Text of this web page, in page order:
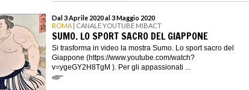
Dal 3 Aprile 2020 al 3 Maggio 2020
ROMA | CANALE YOUTUBE MIBACT
SUMO. LO SPORT SACRO DEL GIAPPONE
Si trasforma in video la mostra Sumo. Lo sport sacro del
Giappone (https://www.youtube.com/watch?
v=ygeGY2H8TgM ). Per gli appassionati ...